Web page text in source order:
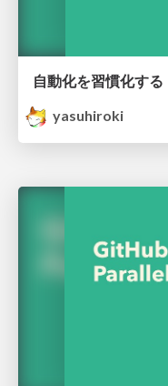
自動化を習慣化する
yasuhiroki